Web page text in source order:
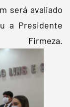
será avaliado
a Presidente